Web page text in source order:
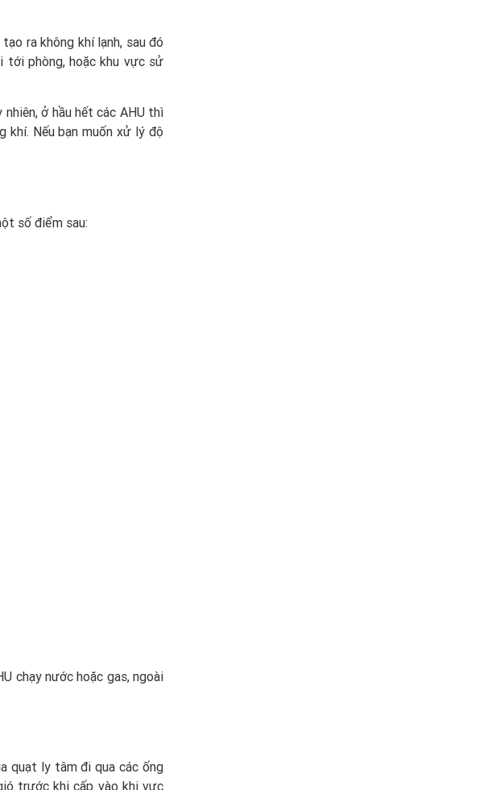
ra không khí lạnh, sau đó
tới phòng, hoặc khu vực sử
ở hầu hết các AHU thì
khí. Nếu bạn muốn xử lý độ
số điểm sau:
chạy nước hoặc gas, ngoài
quạt ly tâm đi qua các ống
trước khi cấp vào khi vực